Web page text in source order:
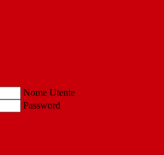
Nome Utente
Password